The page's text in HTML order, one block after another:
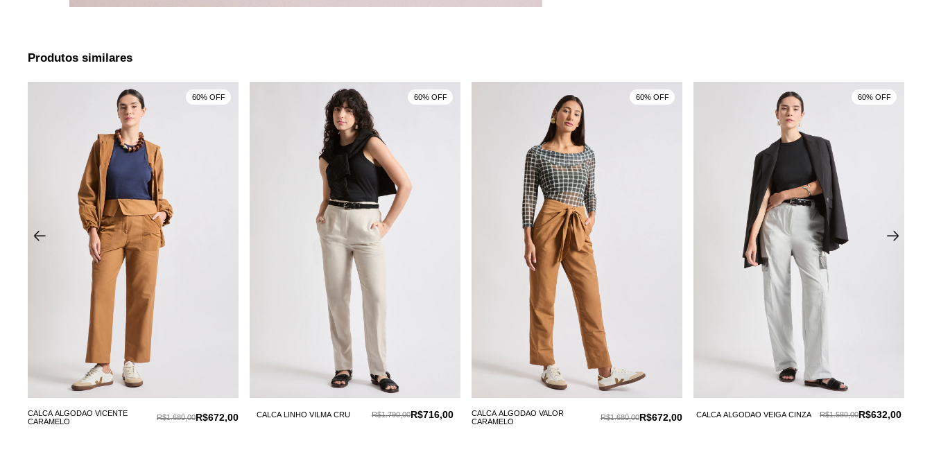
Produtos similares
CALCA ALGODAO VICENTE
CARAMELO
R$672,00
R$1.680,00
60% OFF
CALCA LINHO VILMA CRU R$716,00
R$1.790,00
60% OFF
CALCA ALGODAO VALOR
CARAMELO
R$672,00
R$1.680,00
60% OFF
CALCA ALGODAO VEIGA CINZA R$632,00
R$1.580,00
60% OFF